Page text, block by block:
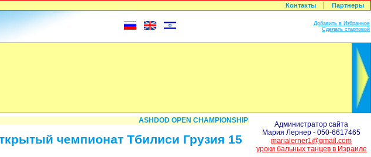
Контакты Партнеры
Добавить в Избранное
Сделать стартовой
ASHDOD OPEN CHAMPIONSHIPS 2011 WDSF PD , WDSF, Israel Dance
чемпионат Тбилиси Грузия 15
Администратор сайта
Мария Лернер - 050-6617465
marialerner1@gmail.com
уроки бальных танцев в Израиле